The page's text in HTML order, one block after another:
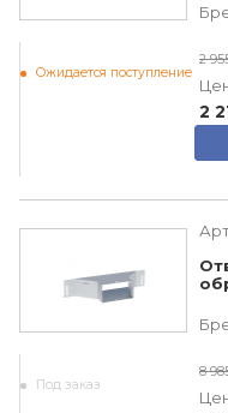
Ожидается поступление
2
2
Под заказ
8